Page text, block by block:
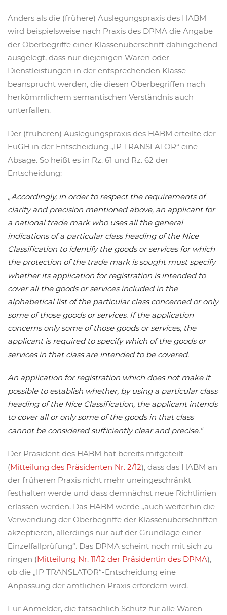
Anders als die (frühere) Auslegungspraxis des HABM
wird beispielsweise nach Praxis des DPMA die Angabe
der Oberbegriffe einer Klassenüberschrift dahingehend
ausgelegt, dass nur diejenigen Waren oder
Dienstleistungen in der entsprechenden Klasse
beansprucht werden, die diesen Oberbegriffen nach
herkömmlichem semantischen Verständnis auch
unterfallen.
Der (früheren) Auslegungspraxis des HABM erteilte der
EuGH in der Entscheidung „IP TRANSLATOR“ eine
Absage. So heißt es in Rz. 61 und Rz. 62 der
Entscheidung:
„Accordingly, in order to respect the requirements of
clarity and precision mentioned above, an applicant for
a national trade mark who uses all the general
indications of a particular class heading of the Nice
Classification to identify the goods or services for which
the protection of the trade mark is sought must specify
whether its application for registration is intended to
cover all the goods or services included in the
alphabetical list of the particular class concerned or only
some of those goods or services. If the application
concerns only some of those goods or services, the
applicant is required to specify which of the goods or
services in that class are intended to be covered.
An application for registration which does not make it
possible to establish whether, by using a particular class
heading of the Nice Classification, the applicant intends
to cover all or only some of the goods in that class
cannot be considered sufficiently clear and precise.“
Der Präsident des HABM hat bereits mitgeteilt
(Mitteilung des Präsidenten Nr. 2/12), dass das HABM an
der früheren Praxis nicht mehr uneingeschränkt
festhalten werde und dass demnächst neue Richtlinien
erlassen werden. Das HABM werde „auch weiterhin die
Verwendung der Oberbegriffe der Klassenüberschriften
akzeptieren, allerdings nur auf der Grundlage einer
Einzelfallprüfung“. Das DPMA scheint noch mit sich zu
ringen (Mitteilung Nr. 11/12 der Präsidentin des DPMA),
ob die „IP TRANSLATOR“-Entscheidung eine
Anpassung der amtlichen Praxis erfordern wird.
Für Anmelder, die tatsächlich Schutz für alle Waren